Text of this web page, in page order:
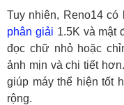
Tuy nhiên, Reno14
phân giải 1.5K và mật
đọc chữ nhỏ hoặc
ảnh mịn và chi tiết
giúp máy thể hiện tốt
rộng.